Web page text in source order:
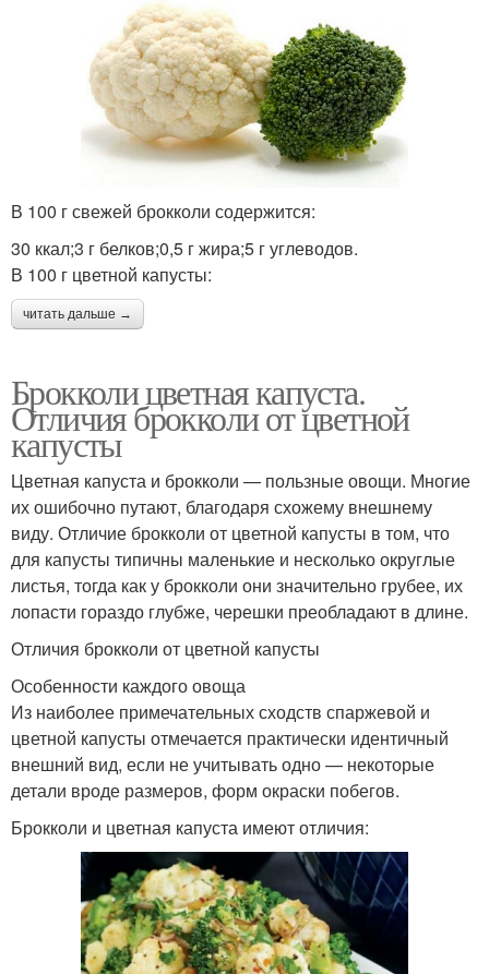
В 100 г свежей брокколи содержится:
30 ккал;3 г белков;0,5 г жира;5 г углеводов.
В 100 г цветной капусты:
читать дальше →
Брокколи цветная капуста.
Отличия брокколи от цветной
капусты
Цветная капуста и брокколи — пользные овощи. Многие
их ошибочно путают, благодаря схожему внешнему
виду. Отличие брокколи от цветной капусты в том, что
для капусты типичны маленькие и несколько округлые
листья, тогда как у брокколи они значительно грубее, их
лопасти гораздо глубже, черешки преобладают в длине.
Отличия брокколи от цветной капусты
Особенности каждого овоща
Из наиболее примечательных сходств спаржевой и
цветной капусты отмечается практически идентичный
внешний вид, если не учитывать одно — некоторые
детали вроде размеров, форм окраски побегов.
Брокколи и цветная капуста имеют отличия: